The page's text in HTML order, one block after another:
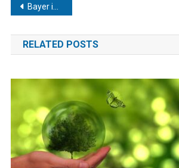
Navegación
de
entradas
Bayer invita a participar en la IV caminata 5 KM “Muévete por la esclerosis múltiple”
RELATED POSTS